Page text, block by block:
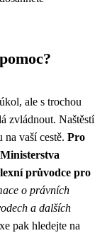
ale s trochou
zvládnout. Naštěstí
vaší cestě. Pro
průvodce pro
o právních
a dalších
pak hledejte na